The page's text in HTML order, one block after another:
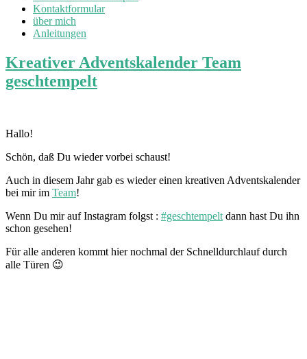
Kontaktformular
über mich
Anleitungen
Kreativer Adventskalender Team
geschtempelt
Hallo!
Schön, daß Du wieder vorbei schaust!
Auch in diesem Jahr gab es wieder einen kreativen Adventskalender
bei mir im Team!
Wenn Du mir auf Instagram folgst : #geschtempelt dann hast Du ihn
schon gesehen!
Für alle anderen kommt hier nochmal der Schnelldurchlauf durch
alle Türen 😉